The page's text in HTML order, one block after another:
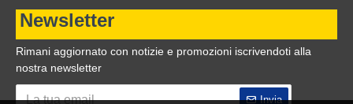
Newsletter
Rimani aggiornato con notizie e promozioni iscrivendoti alla
nostra newsletter
Invia